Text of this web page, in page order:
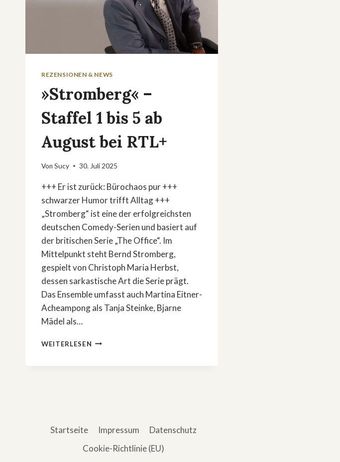
REZENSIONEN & NEWS
»Stromberg« –
Staffel 1 bis 5 ab
August bei RTL+
Von Sucy 30. Juli 2025
+++ Er ist zurück: Bürochaos pur +++
schwarzer Humor trifft Alltag +++
„Stromberg“ ist eine der erfolgreichsten
deutschen Comedy-Serien und basiert auf
der britischen Serie „The Office“. Im
Mittelpunkt steht Bernd Stromberg,
gespielt von Christoph Maria Herbst,
dessen sarkastische Art die Serie prägt.
Das Ensemble umfasst auch Martina Eitner-
Acheampong als Tanja Steinke, Bjarne
Mädel als…
WEITERLESEN »STROMBERG«
RTL+
Startseite Impressum
Datenschutz
Cookie-Richtlinie (EU)